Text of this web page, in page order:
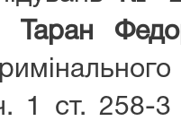
Таран
1 ст. 258-